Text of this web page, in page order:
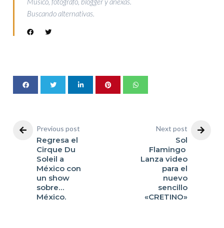
Buscando alternativas.
Previous post
Regresa el
Cirque Du
Soleil a
México con
un show
sobre…
México.
Next post
Sol
Flamingo
Lanza video
para el
nuevo
sencillo
«CRETINO»